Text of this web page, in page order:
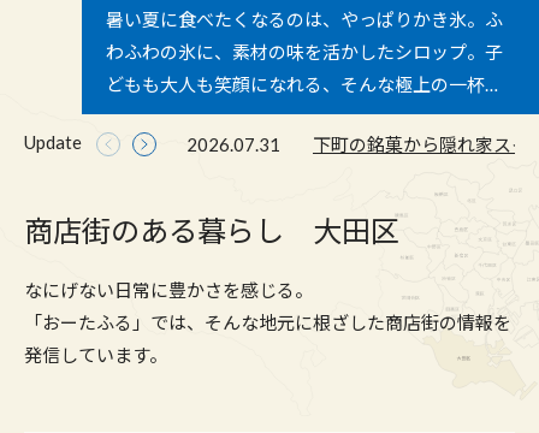
暑い夏に食べたくなるのは、やっぱりかき氷。ふ
わふわの氷に、素材の味を活かしたシロップ。子
どもも大人も笑顔になれる、そんな極上の一杯を
大田区で見つけてみませんか？ 今回は老舗和菓子
店から、最新トレンドのグリークヨーグルト氷、
性豊かな店舗をご紹介します♪
京急沿線といえば、羽田空港へのアクセスの良さ
と、下町のあたたかさが残る街並み。この街に
は、地域の人々に長く愛され続ける老舗や、独自
のこだわりが光るお菓子屋さんがたくさん隠れて
います。 素材にこだわり抜いたヘルシーな焼き菓
せ、季節を感じさせてくれる限定スイーツなど、
京急沿線で見つけた、もらって嬉しい手土産をご
紹介します。
ソースの香りに食欲をそそられ、鉄板の焼ける音
に心が躍る♪お好み焼きは、焼き上がりを待つ時間
も楽しい鉄板グルメです。家族や友人と鉄板を囲
めば自然と会話が弾み、お店ごとに異なる生地や
具材、焼き方のこだわりを楽しめるのも魅力。今
で、大田区のお好み焼き店をご紹介します。
Update
2026.07.31
2026.07.16
2026.07.06
商店街のある暮らし 大田区
なにげない日常に豊かさを感じる。
「おーたふる」では、そんな地元に根ざした商店街の情報を
発信しています。